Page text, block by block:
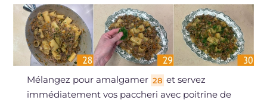
Mélangez pour amalgamer 28 et servez
immédiatement vos paccheri avec poitrine de